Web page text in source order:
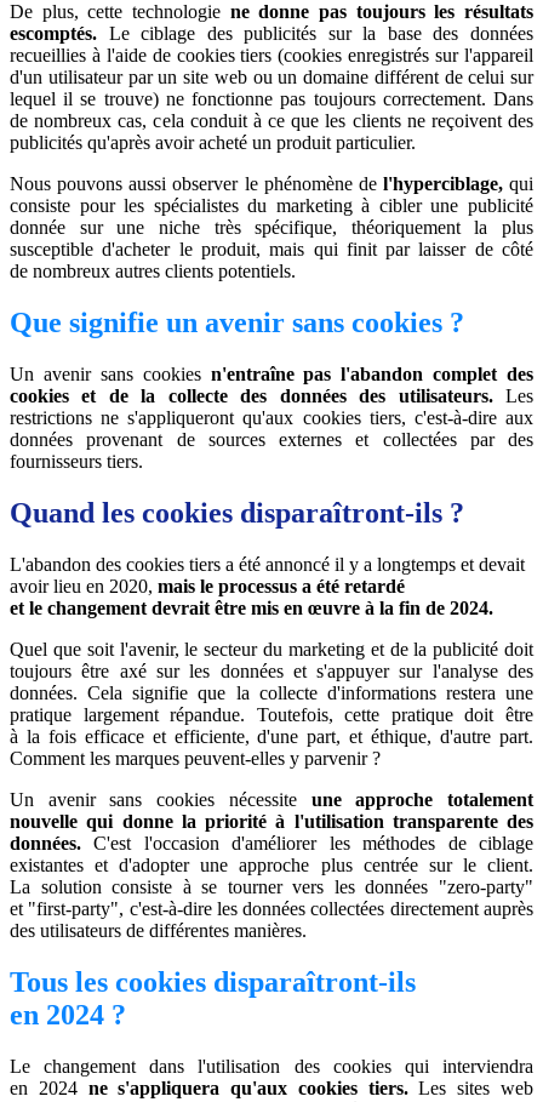
De plus, cette technologie ne donne pas toujours les résultats
escomptés. Le ciblage des publicités sur la base des données
recueillies à l'aide de cookies tiers (cookies enregistrés sur l'appareil
d'un utilisateur par un site web ou un domaine différent de celui sur
lequel il se trouve) ne fonctionne pas toujours correctement. Dans
de nombreux cas, cela conduit à ce que les clients ne reçoivent des
publicités qu'après avoir acheté un produit particulier.
Nous pouvons aussi observer le phénomène del'hyperciblage,qui
consiste pour les spécialistes du marketing à cibler une publicité
donnée sur une niche très spécifique, théoriquement la plus
susceptible d'acheter le produit, mais qui finit par laisser de côté
de nombreux autres clients potentiels.
Que signifie un avenir sans cookies ?
Un avenir sans cookies n'entraîne pas l'abandon complet des
cookies et de la collecte des données des utilisateurs. Les
restrictions ne s'appliqueront qu'aux cookies tiers, c'est-à-dire aux
données provenant de sources externes et collectées par des
fournisseurs tiers.
Quand les cookies disparaîtront-ils ?
L'abandon des cookies tiers a été annoncé il y a longtemps et devait
avoir lieu en 2020, mais le processus a été retardé
et le changement devrait être mis en œuvre à la fin de 2024.
Quel que soit l'avenir, le secteur du marketing et de la publicité doit
toujours être axé sur les données et s'appuyer sur l'analyse des
données. Cela signifie que la collecte d'informations restera une
pratique largement répandue. Toutefois, cette pratique doit être
à la fois efficace et efficiente, d'une part, et éthique, d'autre part.
Comment les marques peuvent-elles y parvenir ?
Un avenir sans cookies nécessite une approche totalement
nouvelle qui donne la priorité à l'utilisation transparente des
données. C'est l'occasion d'améliorer les méthodes de ciblage
existantes et d'adopter une approche plus centrée sur le client.
La solution consiste à se tourner vers les données "zero-party"
et "first-party", c'est-à-dire les données collectées directement auprès
des utilisateurs de différentes manières.
Tous les cookies disparaîtront-ils
en 2024 ?
Le changement dans l'utilisation des cookies qui interviendra
en 2024 ne s'appliquera qu'aux cookies tiers.Les sites web